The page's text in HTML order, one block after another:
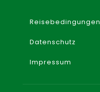
Reisebedingungen
Datenschutz
Impressum